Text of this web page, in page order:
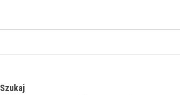
Szukaj